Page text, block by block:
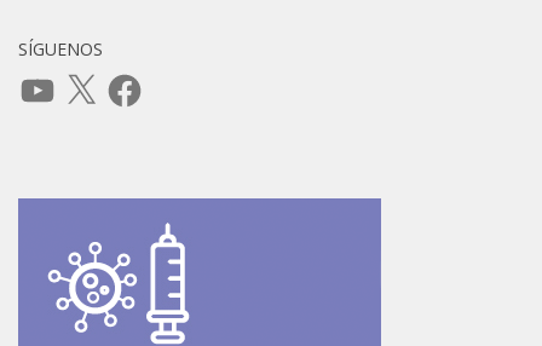
SÍGUENOS
YouTube
X Facebook